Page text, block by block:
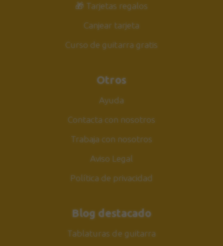
🎁 Tarjetas regalos
Canjear tarjeta
Curso de guitarra gratis
Otros
Ayuda
Contacta con nosotros
Trabaja con nosotros
Aviso Legal
Política de privacidad
Blog destacado
Tablaturas de guitarra